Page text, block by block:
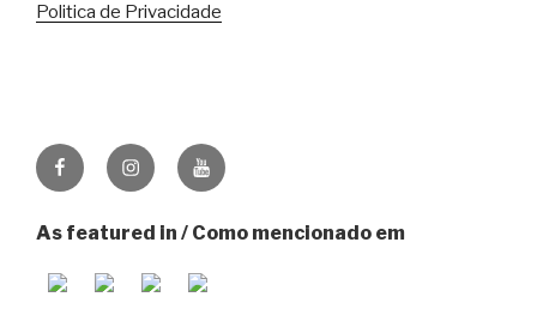
Politica de Privacidade
FacebookInstagramYoutube
As featured in / Como mencionado em